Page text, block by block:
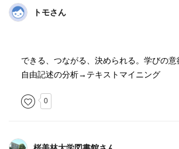
トモさん
できる、つながる、決められる。学びの意
自由記述の分析→テキストマイニング
0